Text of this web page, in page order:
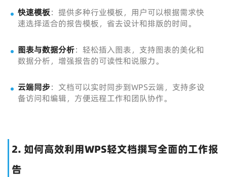
快速模板：提供多种行业模板，用户可以根据需求快
速选择适合的报告模板，省去设计和排版的时间。
图表与数据分析：轻松插入图表，支持图表的美化和
数据分析，增强报告的可读性和说服力。
云端同步：文档可以实时同步到WPS云端，支持多设
备访问和编辑，方便远程工作和团队协作。
2. 如何高效利用WPS轻文档撰写全面的工作报
告